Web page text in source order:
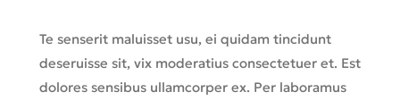
Te senserit maluisset usu, ei quidam tincidunt
deseruisse sit, vix moderatius consectetuer et. Est
dolores sensibus ullamcorper ex. Per laboramus